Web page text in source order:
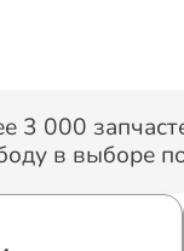
3 000
в выборе